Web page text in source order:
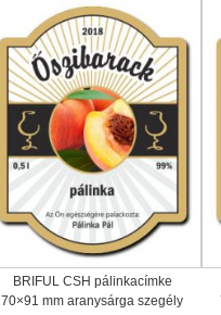
BRIFUL CSH pálinkacímke
70×91 mm aranysárga szegély